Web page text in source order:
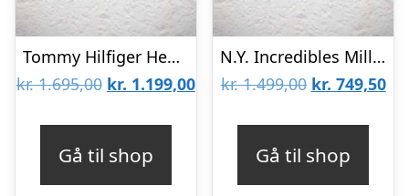
Tommy Hilfiger Henry Steel Herreur 1710477
kr.1.695,00 Den
kr. 1.199,00Den
Gå til shop
N.Y. Incredibles Mill Herreur
kr.1.499,00 Den
kr. 749,50
Gå til shop